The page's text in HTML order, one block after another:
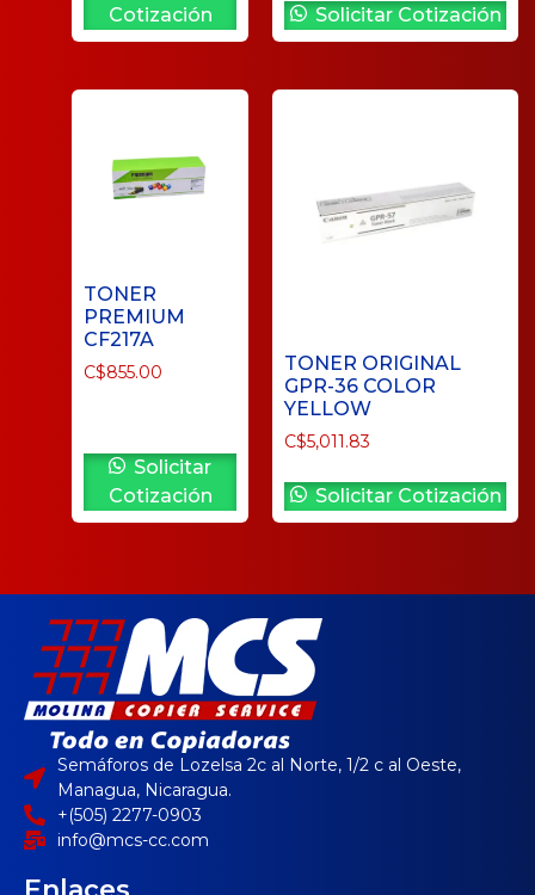
Cotización
Solicitar Cotización
TONER
PREMIUM
CF217A
C$855.00
Solicitar
Cotización
TONER ORIGINAL
GPR-36 COLOR
YELLOW
C$5,011.83
Solicitar Cotización
Semáforos de Lozelsa 2c al Norte, 1/2 c al Oeste,
Managua, Nicaragua.
+(505) 2277-0903
info@mcs-cc.com